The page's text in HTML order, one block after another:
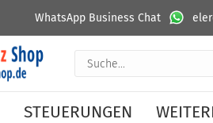
WhatsApp Business Chat
STEUERUNGEN